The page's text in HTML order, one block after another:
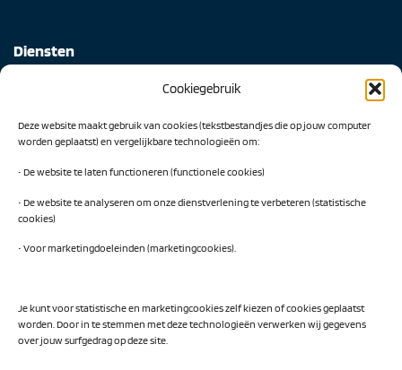
Cookiegebruik
Deze website maakt gebruik van cookies (tekstbestandjes die op jouw computer
worden geplaatst) en vergelijkbare technologieën om:
• De website te laten functioneren (functionele cookies)
• De website te analyseren om onze dienstverlening te verbeteren (statistische
cookies)
• Voor marketingdoeleinden (marketingcookies).
Je kunt voor statistische en marketingcookies zelf kiezen of cookies geplaatst
worden. Door in te stemmen met deze technologieën verwerken wij gegevens
over jouw surfgedrag op deze site.
Diensten
AI Readiness Scan
Traineeship SN Data & AI
Projecten
Niemeyer Campus